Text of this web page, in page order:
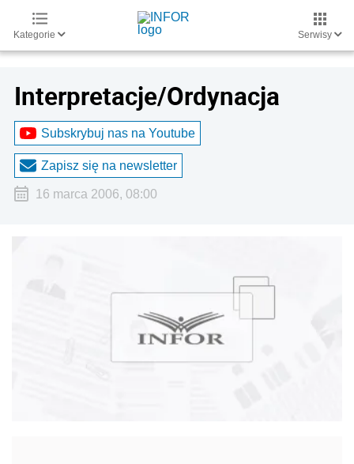
Kategorie Serwisy
Interpretacje/Ordynacja
Subskrybuj nas na Youtube
Zapisz się na newsletter
16 marca 2006, 08:00